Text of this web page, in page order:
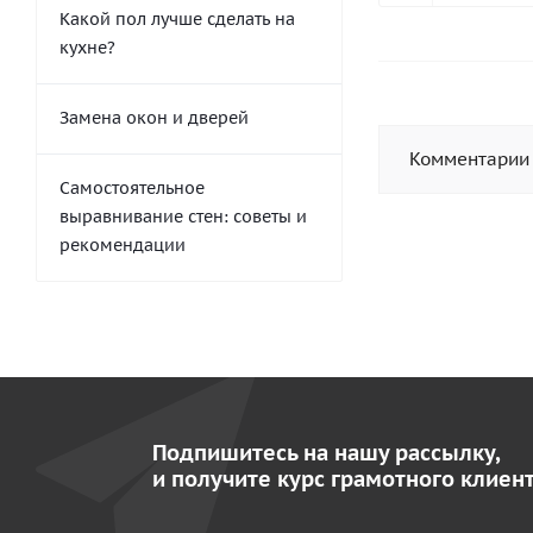
Комментарии
Какой пол лучше сделать на
кухне?
Замена окон и дверей
Самостоятельное
выравнивание стен: советы и
рекомендации
Подпишитесь на нашу рассылку,
и получите курс грамотного